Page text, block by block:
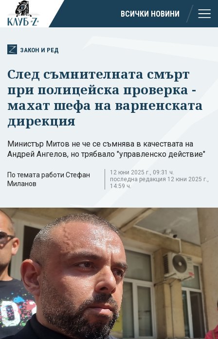
ВСИЧКИ НОВИНИ
ЗАКОН И РЕД
След съмнителната смърт
при полицейска проверка -
махат шефа на варненската
дирекция
Министър Митов не че се съмнява в качествата на
Андрей Ангелов, но трябвало "управленско действие"
По темата работи Стефан
Миланов
12 юни 2025 г., 09:31 ч.
последна редакция 12 юни 2025 г.,
14:59 ч.